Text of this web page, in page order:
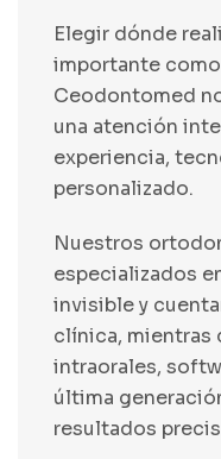
Elegir dónde
importante
Ceodontomed
una atención
experiencia,
personalizado.
Nuestros
especializados
invisible y
clínica, mientras
intraorales,
última
resultados